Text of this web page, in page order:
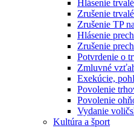
Hlásenie
Zrušenie
Zrušenie TP
Hlásenie
Zrušenie
Potvrdenie o
Zmluvné
Exekúcie,
Povolenie
Povolenie
Vydanie
Kultúra a šport